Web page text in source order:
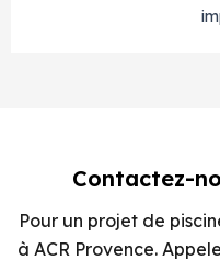
Contactez-
Pour un projet de
à ACR Provence.